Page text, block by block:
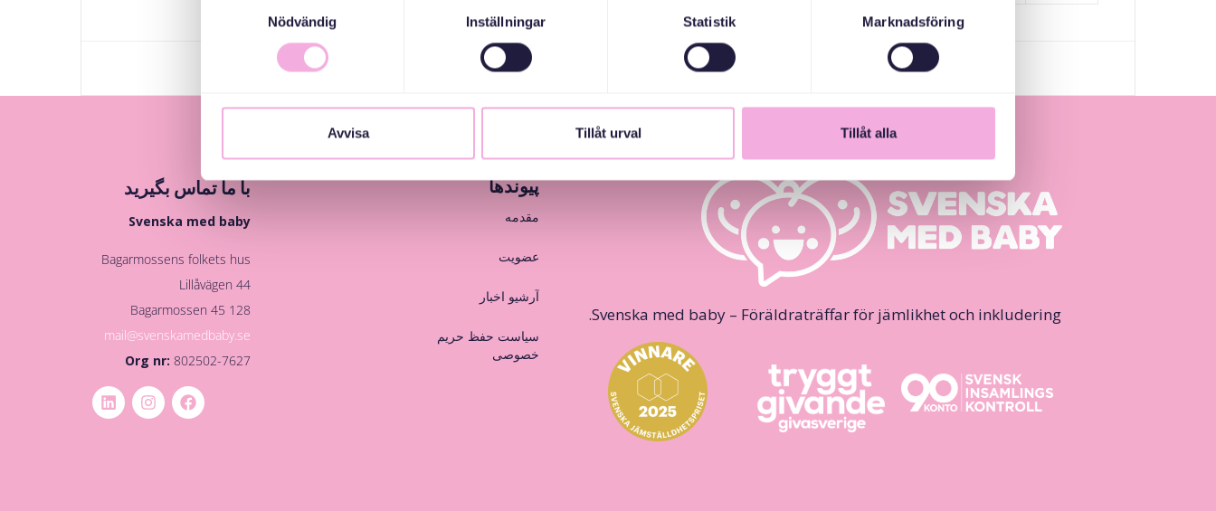
Nödvändig
Inställningar Statistik Marknadsföring
Avvisa Tillåt urval Tillåt alla
Svenska med baby – Föräldraträffar för jämlikhet och inkludering.
پیوندها
مقدمه
عضویت
آرشیو اخبار
سیاست حفظ حریم
خصوصی
با ما تماس بگیرید
Svenska med baby
Bagarmossens folkets hus
Lillåvägen 44
128 45 Bagarmossen
mail@svenskamedbaby.se
Org nr:802502-7627